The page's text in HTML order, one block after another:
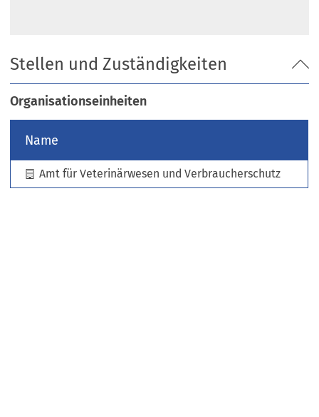
e
m
n
e
e
n
T
a
Stellen und Zuständigkeiten
Organisationseinheiten
Name
Amt für Veterinärwesen und Verbraucherschutz